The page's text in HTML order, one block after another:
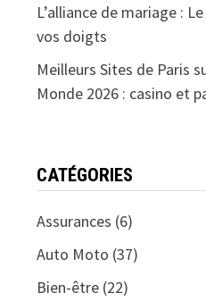
L’alliance de mariage :
vos doigts
Meilleurs Sites de Paris
Monde 2026 : casino et
CATÉGORIES
Assurances (6)
Auto Moto (37)
Bien-être(22)